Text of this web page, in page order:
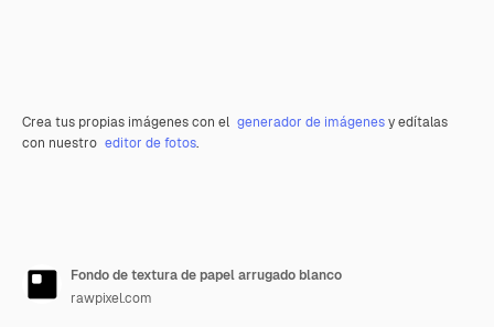
Crea tus propias imágenes con el generador de imágenesy edítalas
con nuestro editor de fotos.
Fondo de textura de papel arrugado blanco
rawpixel.com